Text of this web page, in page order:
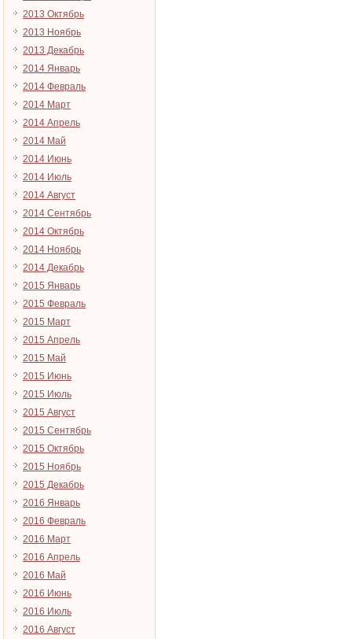
2013 Октябрь
2013 Ноябрь
2013 Декабрь
2014 Январь
2014 Февраль
2014 Март
2014 Апрель
2014 Май
2014 Июнь
2014 Июль
2014 Август
2014 Сентябрь
2014 Октябрь
2014 Ноябрь
2014 Декабрь
2015 Январь
2015 Февраль
2015 Март
2015 Апрель
2015 Май
2015 Июнь
2015 Июль
2015 Август
2015 Сентябрь
2015 Октябрь
2015 Ноябрь
2015 Декабрь
2016 Январь
2016 Февраль
2016 Март
2016 Апрель
2016 Май
2016 Июнь
2016 Июль
2016 Август